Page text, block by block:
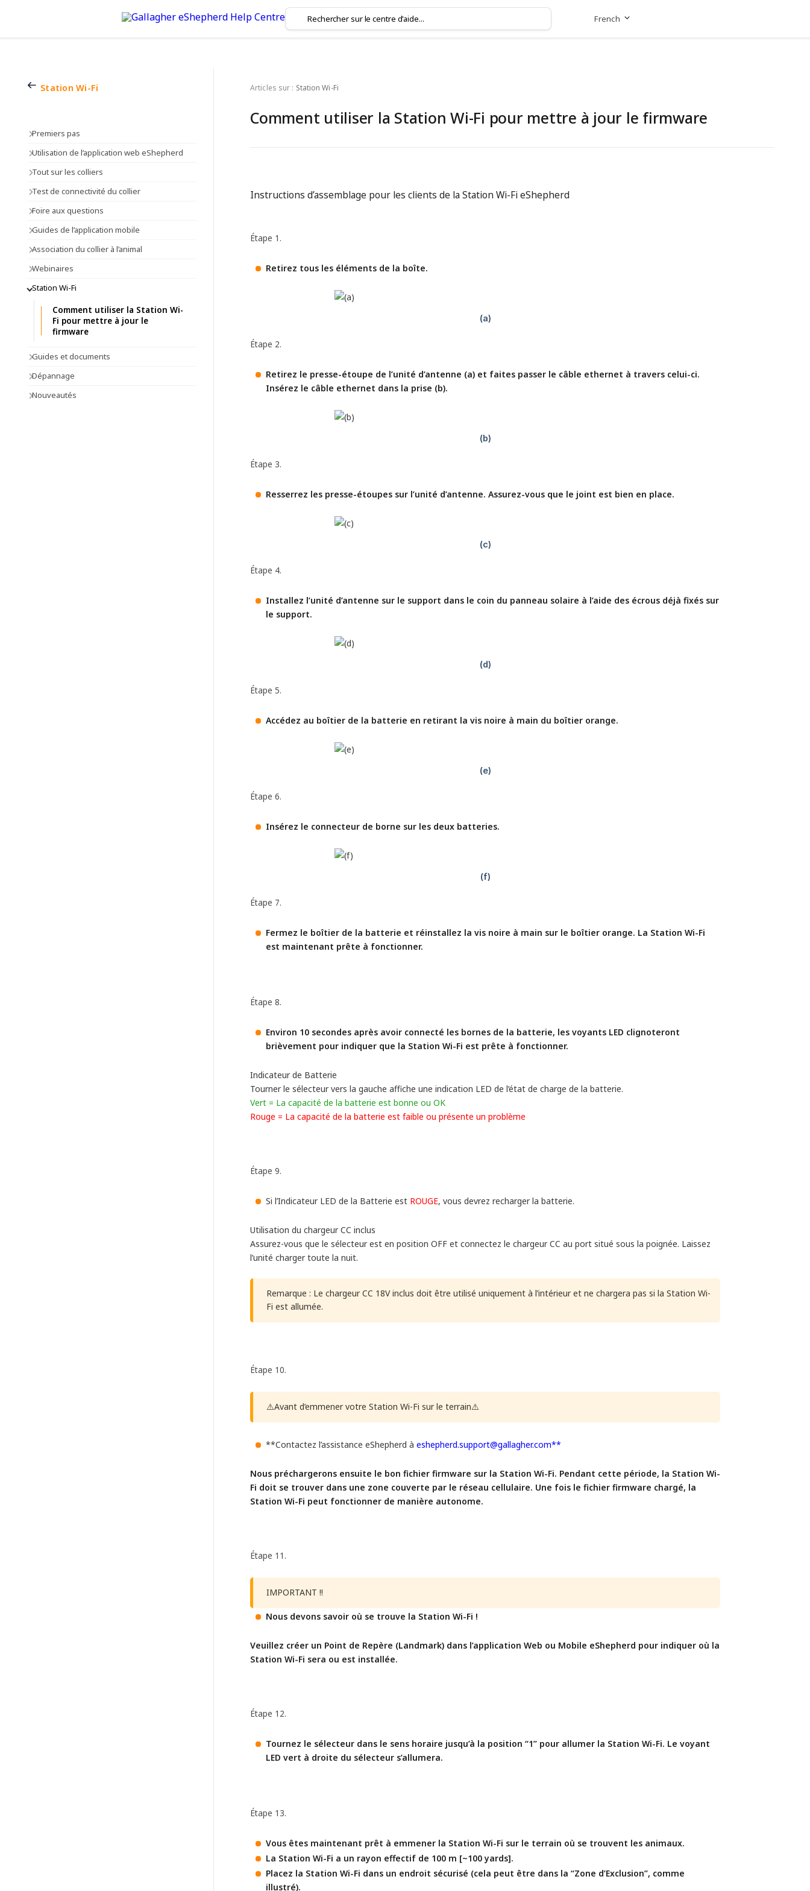
French
Station Wi-Fi
Premiers pas
Utilisation de l’application web eShepherd
Tout sur les colliers
Test de connectivité du collier
Foire aux questions
Guides de l’application mobile
Association du collier à l’animal
Webinaires
Station Wi-Fi
Comment utiliser la Station Wi-
Fi pour mettre à jour le
firmware
Guides et documents
Dépannage
Nouveautés
Articles sur : Station Wi-Fi
Comment utiliser la Station Wi-Fi pour mettre à jour le firmware
Instructions d’assemblage pour les clients de la Station Wi-Fi eShepherd
Étape 1.
Retirez tous les éléments de la boîte.
Étape 2.
Retirez le presse-étoupe de l’unité d’antenne (a) et faites passer le câble ethernet à travers celui-ci.
Insérez le câble ethernet dans la prise (b).
Étape 3.
Resserrez les presse-étoupes sur l’unité d’antenne. Assurez-vous que le joint est bien en place.
Étape 4.
Installez l’unité d’antenne sur le support dans le coin du panneau solaire à l’aide des écrous déjà fixés sur
le support.
Étape 5.
Accédez au boîtier de la batterie en retirant la vis noire à main du boîtier orange.
Étape 6.
Insérez le connecteur de borne sur les deux batteries.
Étape 7.
Fermez le boîtier de la batterie et réinstallez la vis noire à main sur le boîtier orange. La Station Wi-Fi
est maintenant prête à fonctionner.
Étape 8.
Environ 10 secondes après avoir connecté les bornes de la batterie, les voyants LED clignoteront
brièvement pour indiquer que la Station Wi-Fi est prête à fonctionner.
Indicateur de Batterie
Tourner le sélecteur vers la gauche affiche une indication LED de l’état de charge de la batterie.
Vert = La capacité de la batterie est bonne ou OK
Rouge = La capacité de la batterie est faible ou présente un problème
Étape 9.
Si l’Indicateur LED de la Batterie est ROUGE, vous devrez recharger la batterie.
Utilisation du chargeur CC inclus
Assurez-vous que le sélecteur est en position OFF et connectez le chargeur CC au port situé sous la poignée. Laissez
l’unité charger toute la nuit.
Remarque : Le chargeur CC 18V inclus doit être utilisé uniquement à l’intérieur et ne chargera pas si la Station Wi-
Fi est allumée.
Étape 10.
⚠️Avant d’emmener votre Station Wi-Fi sur le terrain⚠️
**Contactez l’assistance eShepherd à eshepherd.support@gallagher.com**
Nous préchargerons ensuite le bon fichier firmware sur la Station Wi-Fi. Pendant cette période, la Station Wi-
Fi doit se trouver dans une zone couverte par le réseau cellulaire. Une fois le fichier firmware chargé, la
Station Wi-Fi peut fonctionner de manière autonome.
Étape 11.
IMPORTANT !!
Nous devons savoir où se trouve la Station Wi-Fi !
Veuillez créer un Point de Repère (Landmark) dans l’application Web ou Mobile eShepherd pour indiquer où la
Station Wi-Fi sera ou est installée.
Étape 12.
Tournez le sélecteur dans le sens horaire jusqu’à la position “1” pour allumer la Station Wi-Fi. Le voyant
LED vert à droite du sélecteur s’allumera.
Étape 13.
Vous êtes maintenant prêt à emmener la Station Wi-Fi sur le terrain où se trouvent les animaux.
La Station Wi-Fi a un rayon effectif de 100 m [~100 yards].
Placez la Station Wi-Fi dans un endroit sécurisé (cela peut être dans la “Zone d’Exclusion”, comme
illustré).